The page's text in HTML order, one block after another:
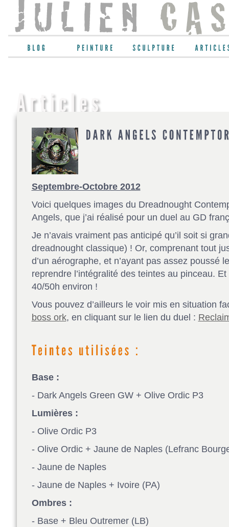
Septembre-Octobre 2012
Voici quelques images du Dreadnought
Angels, que j’ai réalisé pour un duel au GD
Je n’avais vraiment pas anticipé qu’il soit si
dreadnought classique) ! Or, comprenant tout
d’un aérographe, et n’ayant pas assez poussé
reprendre l’intégralité des teintes au pinceau.
40/50h environ !
Vous pouvez d’ailleurs le voir mis en situation
boss ork, en cliquant sur le lien du duel :
Base :
- Dark Angels Green GW + Olive Ordic P3
Lumières :
- Olive Ordic P3
- Olive Ordic + Jaune de Naples (Lefranc
- Jaune de Naples
- Jaune de Naples + Ivoire (PA)
Ombres :
- Base + Bleu Outremer (LB)